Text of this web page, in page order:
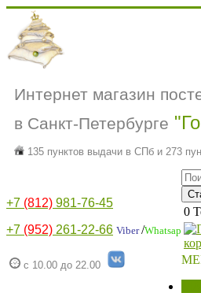
Интернет магазин
в Санкт-Петербурге
135 пунктов выдачи в СПб и 273
+7 (812) 981-76-45
+7 (952) 261-22-66 Viber/Whatsap
с 10.00 до 22.00
0